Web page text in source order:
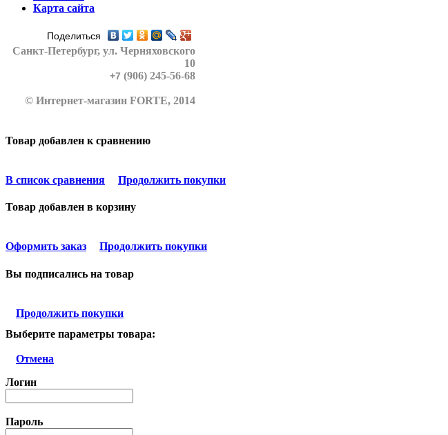
Карта сайта
Поделиться
Санкт-Петербург, ул. Черняховского
10
+7 (906) 245-56-68
© Интернет-магазин FORTE, 2014
Товар добавлен к сравнению
В список сравнения Продолжить покупки
Товар добавлен в корзину
Оформить заказ Продолжить покупки
Вы подписались на товар
Продолжить покупки
Выберите параметры товара:
Отмена
Логин
Пароль